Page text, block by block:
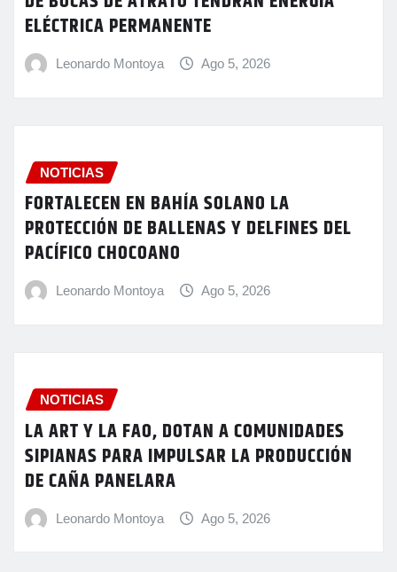
ELÉCTRICA PERMANENTE
Leonardo Montoya Ago 5, 2026
NOTICIAS
FORTALECEN EN BAHÍA SOLANO LA
PROTECCIÓN DE BALLENAS Y DELFINES DEL
PACÍFICO CHOCOANO
Leonardo Montoya Ago 5, 2026
NOTICIAS
LA ART Y LA FAO, DOTAN A COMUNIDADES
SIPIANAS PARA IMPULSAR LA PRODUCCIÓN
DE CAÑA PANELARA
Leonardo Montoya Ago 5, 2026